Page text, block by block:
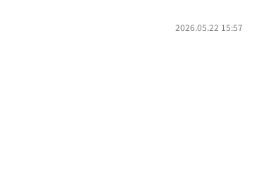
2026.05.22 15:57